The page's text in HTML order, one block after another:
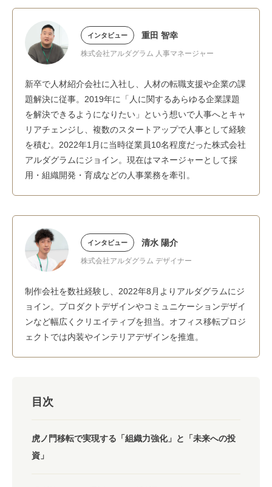
インタビュー 重田 智幸
株式会社アルダグラム 人事マネージャー
新卒で人材紹介会社に入社し、人材の転職支援や企業の課
題解決に従事。2019年に「人に関するあらゆる企業課題
を解決できるようになりたい」という想いで人事へとキャ
リアチェンジし、複数のスタートアップで人事として経験
を積む。2022年1月に当時従業員10名程度だった株式会社
アルダグラムにジョイン。現在はマネージャーとして採
用・組織開発・育成などの人事業務を牽引。
インタビュー 清水 陽介
株式会社アルダグラム デザイナー
制作会社を数社経験し、2022年8月よりアルダグラムにジ
ョイン。プロダクトデザインやコミュニケーションデザイ
ンなど幅広くクリエイティブを担当。オフィス移転プロジ
ェクトでは内装やインテリアデザインを推進。
目次
虎ノ門移転で実現する「組織力強化」と「未来への投
資」